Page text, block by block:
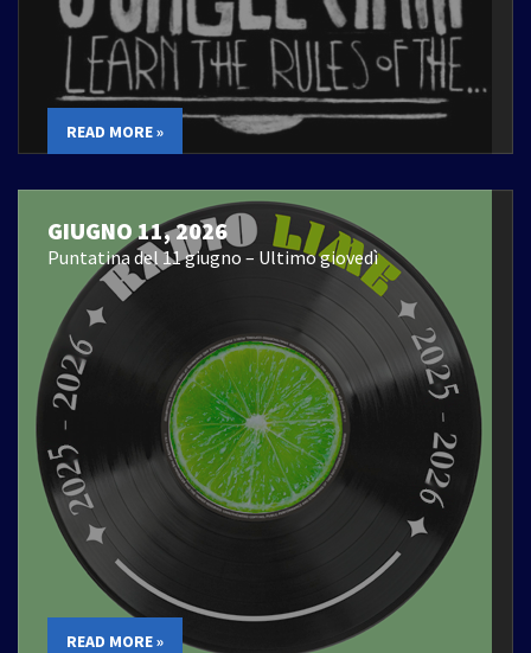
READ MORE »
GIUGNO 11, 2026
Puntatina del 11 giugno – Ultimo giovedì
READ MORE »